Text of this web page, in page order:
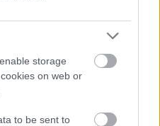
storage
on web or
to be sent to
dicaprio dij idris elba
tambor